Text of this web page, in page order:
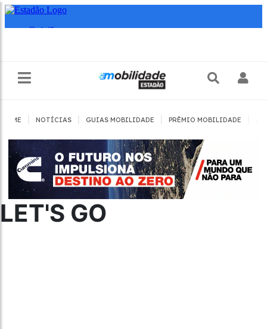
HOME NOTÍCIAS GUIAS MOBILIDADE PRÊMIO MOBILIDADE
LET'S GO